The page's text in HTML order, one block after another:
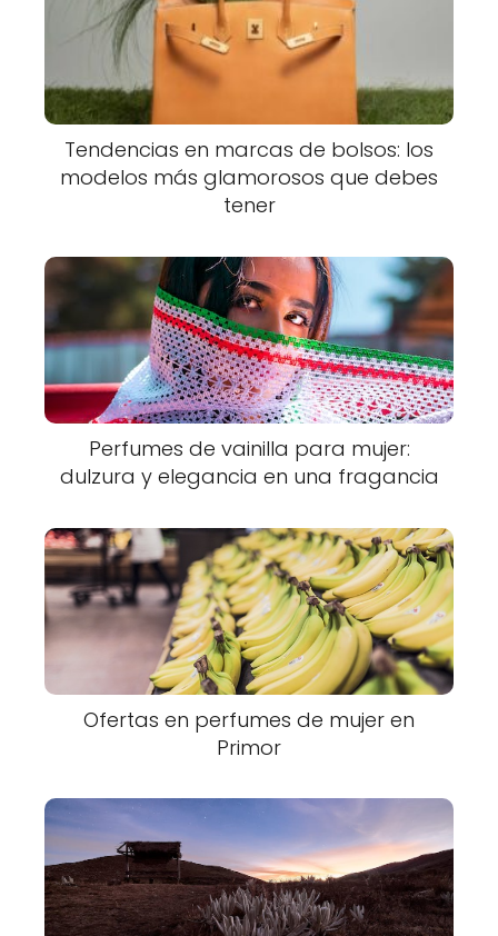
Tendencias en marcas de bolsos: los
modelos más glamorosos que debes
tener
Perfumes de vainilla para mujer:
dulzura y elegancia en una fragancia
Ofertas en perfumes de mujer en
Primor